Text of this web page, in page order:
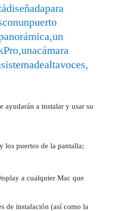
diseñada para
un puerto
un
una cámara
de altavoces,
ayudarán a instalar y usar su
los puertos de la pantalla;
a cualquier Mac que
de instalación (así como la